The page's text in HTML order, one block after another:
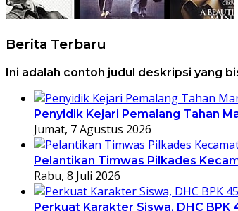
Berita Terbaru
Ini adalah contoh judul deskripsi yang
Penyidik Kejari Pemalang Tahan
Jumat, 7 Agustus 2026
Pelantikan Timwas Pilkades
Rabu, 8 Juli 2026
Perkuat Karakter Siswa, DHC BPK